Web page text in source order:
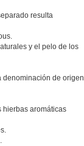
resulta
y el pelo de los
denominación de origen
hierbas aromáticas